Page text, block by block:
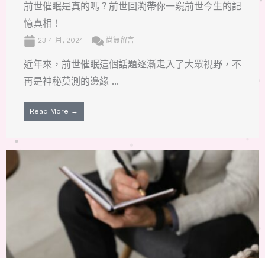
前世催眠是真的嗎？前世回溯帶你一窺前世今生的記
憶真相！
23 4 月, 2024 尚無留言
近年來，前世催眠這個話題逐漸走入了大眾視野，不
再是神秘莫測的邊緣 ...
Read More →